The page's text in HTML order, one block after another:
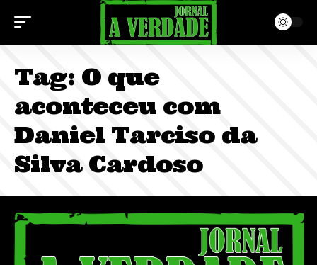
Tag: O que
aconteceu com
Daniel Tarciso da
Silva Cardoso